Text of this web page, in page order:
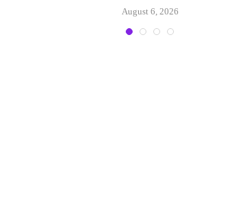
August 6, 2026